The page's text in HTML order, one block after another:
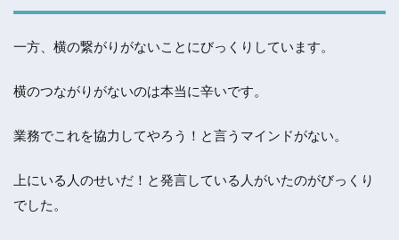
一方、横の繋がりがないことにびっくりしています。
横のつながりがないのは本当に辛いです。
業務でこれを協力してやろう！と言うマインドがない。
上にいる人のせいだ！と発言している人がいたのがびっくり
でした。